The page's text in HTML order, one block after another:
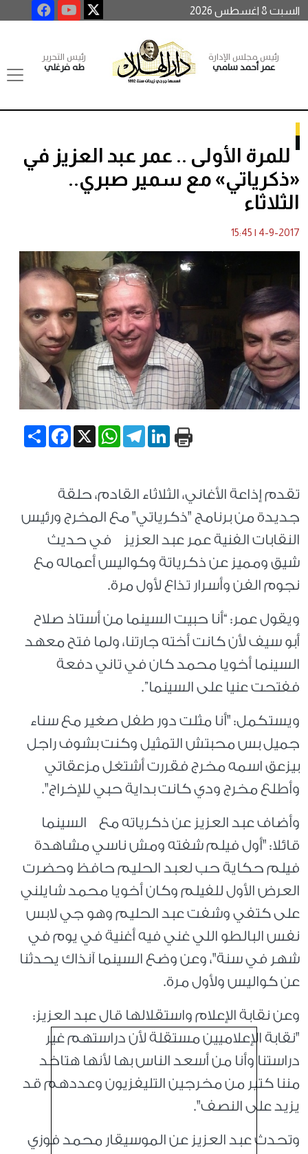
السبت 8 اغسطس 2026
رئيس مجلس الإدارة
عمر أحمد سامي
رئيس التحرير
طه فرغلي
للمرة الأولى .. عمر عبد العزيز في
«ذكرياتي» مع سمير صبري..
الثلاثاء
4-9-2017
|
15:45
Share
Facebook X
WhatsApp
TelegramLinkedIn
تقدم إذاعة الأغاني، الثلاثاء القادم، حلقة
جديدة من برنامج "ذكرياتي" مع المخرج ورئيس
النقابات الفنية عمر عبد العزيز في حديث
شيق ومميز عن ذكرياتة وكواليس أعماله مع
نجوم الفن وأسرار تذاع لأول مرة.
ويقول عمر: “أنا حبيت السينما من أستاذ صلاح
أبو سيف لأن كانت أخته جارتنا، ولما فتح معهد
السينما أخويا محمد كان في تاني دفعة
ففتحت عنيا على السينما”.
ويستكمل: "أنا مثلت دور طفل صغير مع سناء
جميل بس محبتش التمثيل وكنت بشوف راجل
بيزعق اسمه مخرج فقررت أشتغل مزعقاتي
وأطلع مخرج ودي كانت بداية حبي للإخراج".
وأضاف عبد العزيز عن ذكرياته مع السينما
قائلا: "أول فيلم شفته ومش ناسي مشاهدة
فيلم حكاية حب لعبد الحليم حافظ وحضرت
العرض الأول للفيلم وكان أخويا محمد شايلني
على كتفي وشفت عبد الحليم وهو جي لابس
نفس البالطو اللي غني فيه أغنية في يوم في
شهر في سنة"، وعن وضع السينما آنذاك يحدثنا
عن كواليس ولأول مرة.
وعن نقابة الإعلام واستقلالها قال عبد العزيز:
"نقابة الإعلاميين مستقلة لأن دراستهم غير
دراستنا وأنا من أسعد الناس بها لأنها هتاخد
مننا كتير من مخرجين التليفزيون وعددهم قد
يزيد على النصف".
وتحدث عبد العزيز عن الموسيقار محمد فوزي